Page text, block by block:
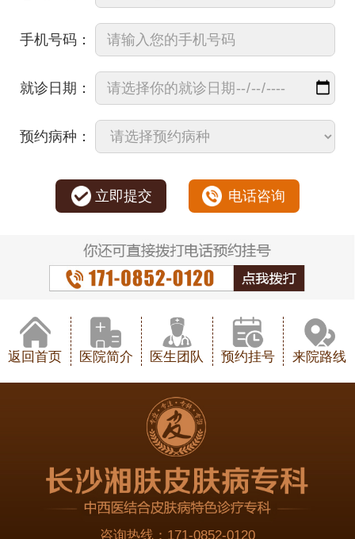
手机号码：
就诊日期：
预约病种：
立即提交 电话咨询
返回首页 医院简介 医生团队 预约挂号 来院路线
咨询热线： 171-0852-0120